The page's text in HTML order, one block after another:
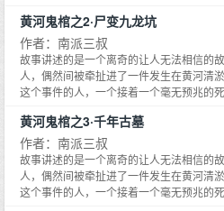
古董商人，偶然间被牵扯进了一件发生在
是经历这个事件的人，一个接着一个毫无
死亡的一步步逼近。然而死因却依然扑朔
个谜团被抽丝剥茧，终于露出了隐藏在
晦涩的儿歌，河底石台中的透明人影，千
中……
黄河鬼棺之2·尸变九龙坑
作者：南派三叔
故事讲述的是一个离奇的让人无法相信的
人，偶然间被牵扯进了一件发生在黄河清
这个事件的人，一个接着一个毫无预兆的
被抽丝剥茧，终于露出了隐藏在黄河的淤
的儿歌，河底石台中的透明人影，千年前
的神秘老人，到底在河底看到什么？一切
黄河鬼棺之3·千年古墓
作者：南派三叔
故事讲述的是一个离奇的让人无法相信的
人，偶然间被牵扯进了一件发生在黄河清
这个事件的人，一个接着一个毫无预兆的